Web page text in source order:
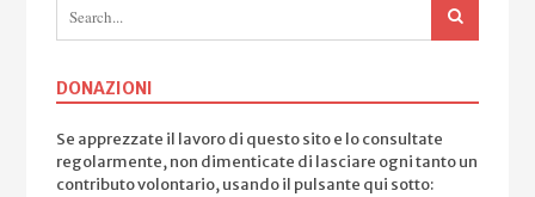
DONAZIONI
Se apprezzate il lavoro di questo sito e lo consultate
regolarmente, non dimenticate di lasciare ogni tanto un
contributo volontario, usando il pulsante qui sotto: